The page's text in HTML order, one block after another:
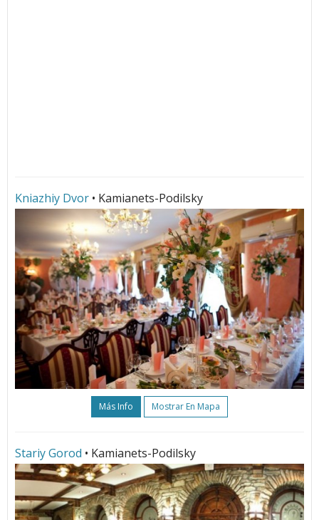
Kniazhiy Dvor • Kamianets-Podilsky
Más Info Mostrar En Mapa
Stariy Gorod • Kamianets-Podilsky